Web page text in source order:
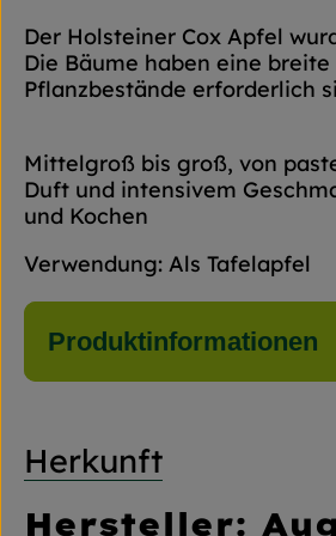
Der Holsteiner Cox Apfel
Die Bäume haben eine
Pflanzbestände erforderlich
Mittelgroß bis groß, von
Duft und intensivem
und Kochen
Verwendung: Als Tafelapfel
Produktinformationen
Herkunft
Hersteller: